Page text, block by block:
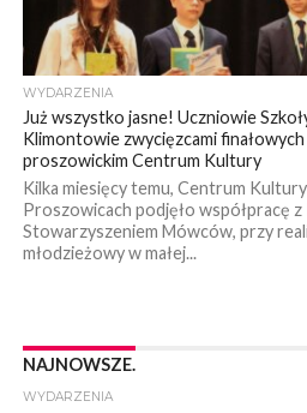
WYDARZENIA
Już wszystko jasne! Uczniowie
Klimontowie zwycięzcami
proszowickim Centrum Kultury
Kilka miesięcy temu, Centrum
Proszowicach podjęło współpracę
Stowarzyszeniem Mówców, przy
młodzieżowy w małej...
NAJNOWSZE.
WYDARZENIA